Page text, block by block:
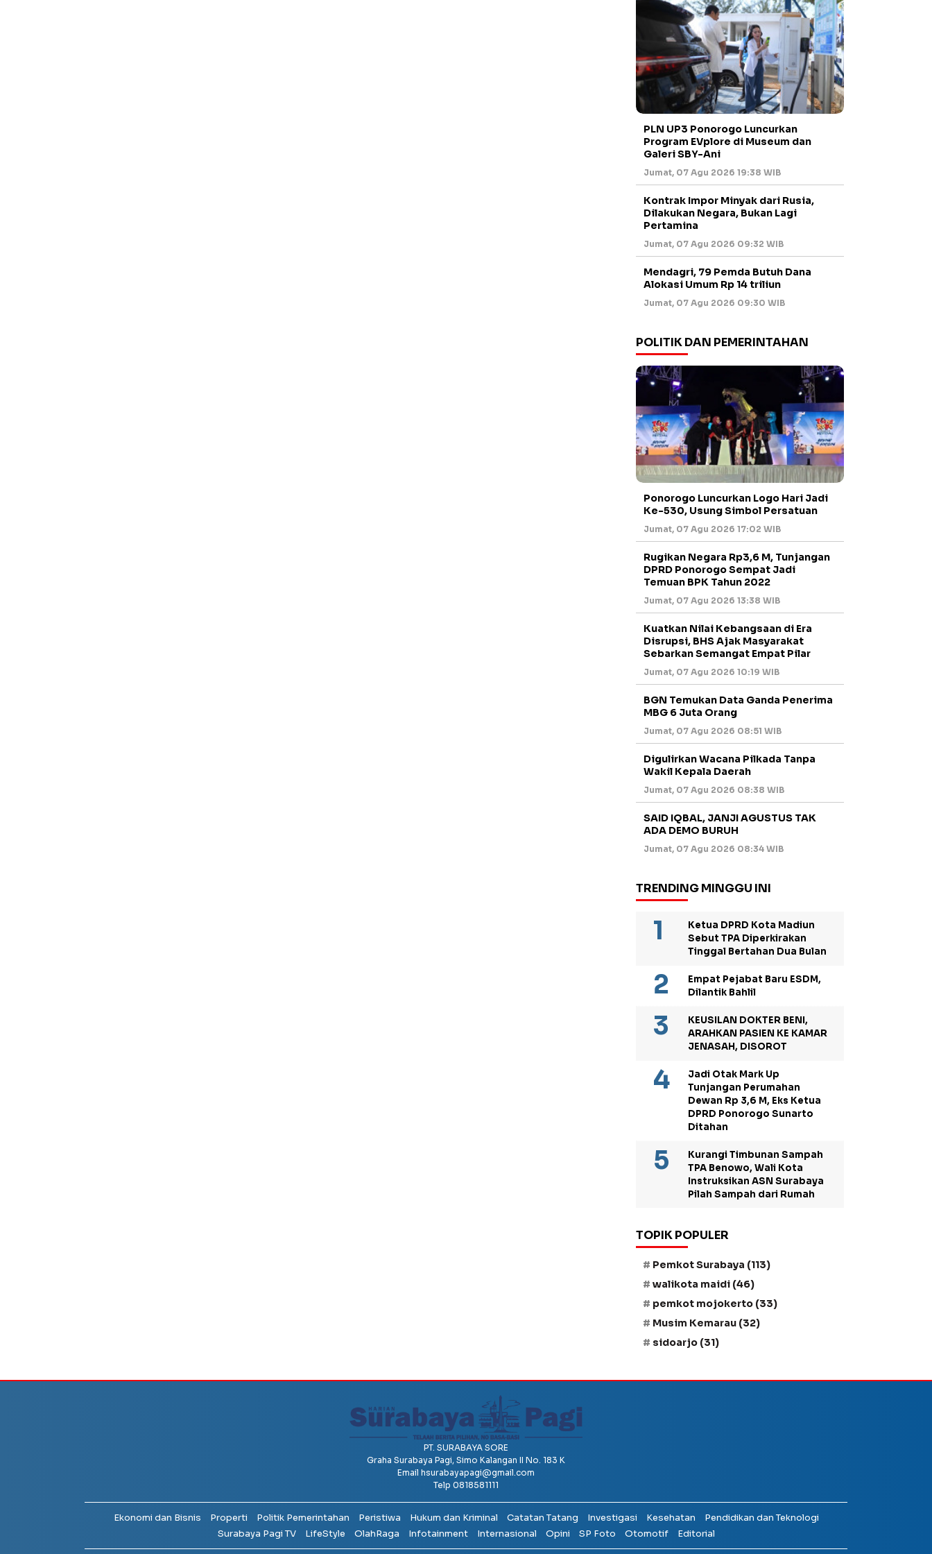
PLN UP3 Ponorogo Luncurkan
Program EVplore di Museum dan
Galeri SBY-Ani
Jumat, 07 Agu 2026 19:38 WIB
Kontrak Impor Minyak dari Rusia,
Dilakukan Negara, Bukan Lagi
Pertamina
Jumat, 07 Agu 2026 09:32 WIB
Mendagri, 79 Pemda Butuh Dana
Alokasi Umum Rp 14 triliun
Jumat, 07 Agu 2026 09:30 WIB
POLITIK DAN PEMERINTAHAN
Ponorogo Luncurkan Logo Hari Jadi
Ke-530, Usung Simbol Persatuan
Jumat, 07 Agu 2026 17:02 WIB
Rugikan Negara Rp3,6 M, Tunjangan
DPRD Ponorogo Sempat Jadi
Temuan BPK Tahun 2022
Jumat, 07 Agu 2026 13:38 WIB
Kuatkan Nilai Kebangsaan di Era
Disrupsi, BHS Ajak Masyarakat
Sebarkan Semangat Empat Pilar
Jumat, 07 Agu 2026 10:19 WIB
BGN Temukan Data Ganda Penerima
MBG 6 Juta Orang
Jumat, 07 Agu 2026 08:51 WIB
Digulirkan Wacana Pilkada Tanpa
Wakil Kepala Daerah
Jumat, 07 Agu 2026 08:38 WIB
SAID IQBAL, JANJI AGUSTUS TAK
ADA DEMO BURUH
Jumat, 07 Agu 2026 08:34 WIB
TRENDING MINGGU INI
Ketua DPRD Kota Madiun
Sebut TPA Diperkirakan
Tinggal Bertahan Dua Bulan
Empat Pejabat Baru ESDM,
Dilantik Bahlil
KEUSILAN DOKTER BENI,
ARAHKAN PASIEN KE KAMAR
JENASAH, DISOROT
Jadi Otak Mark Up
Tunjangan Perumahan
Dewan Rp 3,6 M, Eks Ketua
DPRD Ponorogo Sunarto
Ditahan
Kurangi Timbunan Sampah
TPA Benowo, Wali Kota
Instruksikan ASN Surabaya
Pilah Sampah dari Rumah
TOPIK POPULER
Pemkot Surabaya (113)
walikota maidi (46)
pemkot mojokerto (33)
Musim Kemarau (32)
sidoarjo (31)
PT. SURABAYA SORE
Graha Surabaya Pagi, Simo Kalangan II No. 183 K
Email hsurabayapagi@gmail.com
Telp 0818581111
Ekonomi dan Bisnis Properti Politik Pemerintahan Peristiwa Hukum dan Kriminal Catatan Tatang Investigasi Kesehatan
Pendidikan dan Teknologi
Surabaya Pagi TV
LifeStyle OlahRaga Infotainment Internasional Opini SP Foto Otomotif Editorial